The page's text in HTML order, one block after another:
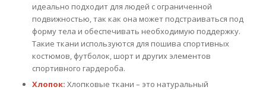
идеально подходит для людей с ограниченной
подвижностью, так как она может подстраиваться под
форму тела и обеспечивать необходимую поддержку.
Такие ткани используются для пошива спортивных
костюмов, футболок, шорт и других элементов
спортивного гардероба.
Хлопок: Хлопковые ткани – это натуральный